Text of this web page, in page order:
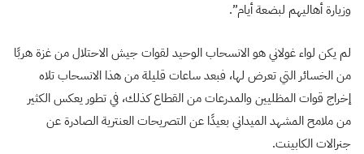
وزيارة أهاليهم لبضعة أيام”.
لم يكن لواء غولاني هو الانسحاب الوحيد لقوات جيش الاحتلال من غزة هربًا
من الخسائر التي تعرض لها، فبعد ساعات قليلة من هذا الانسحاب تلاه
إخراج قوات المظليين والمدرعات من القطاع كذلك، في تطور يعكس الكثير
من ملامح المشهد الميداني بعيدًا عن التصريحات العنترية الصادرة عن
جنرالات الكابينت.